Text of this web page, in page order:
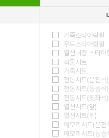
가죽스티어링휠
우드스티어링휠
열선내장 스티어
직물시트
가죽시트
전동시트(운전석)
전동시트(동승석)
전동시트(뒷좌석)
열선시트(앞)
열선시트(뒤)
메모리시트(운전
메모리시트(동승